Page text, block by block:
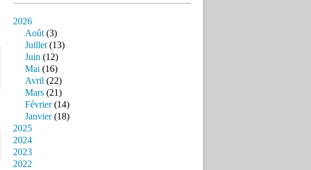
2026
Août(3)
Juillet(13)
Juin (12)
Mai (16)
Avril (22)
Mars (21)
Février(14)
Janvier(18)
2025
2024
2023
2022